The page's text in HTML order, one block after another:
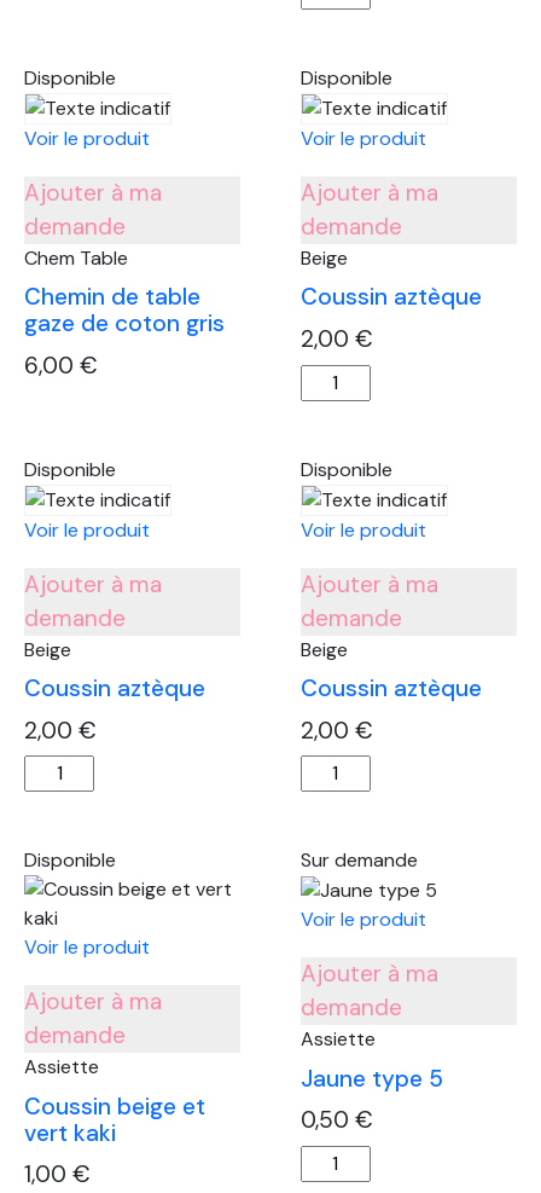
de
pliante
blanche
Disponible
Voir le produit
Ajouter à ma
demande
Chem Table
Chemin de table
gaze de coton gris
6,00 €
Chemin
de
table
de
coton
Disponible
Voir le produit
Ajouter à ma
demande
Beige
Coussin aztèque
2,00 €
quantité
de
aztèque
Disponible
Voir le produit
Ajouter à ma
demande
Beige
Coussin aztèque
2,00 €
quantité
de
aztèque
Disponible
Voir le produit
Ajouter à ma
demande
Beige
Coussin aztèque
2,00 €
quantité
de
aztèque
Disponible
Voir le produit
Ajouter à ma
demande
Assiette
Coussin beige et
vert kaki
1,00 €
Sur demande
Voir le produit
Ajouter à ma
demande
Assiette
Jaune type 5
0,50 €
quantité
de